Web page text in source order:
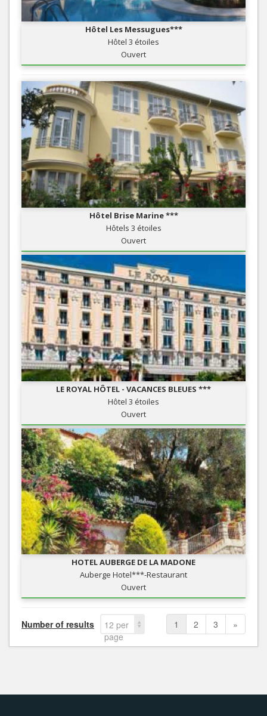
Hôtel Les Messugues***
Hôtel 3 étoiles
Ouvert
Hôtel Brise Marine ***
Hôtels 3 étoiles
Ouvert
LE ROYAL HÔTEL - VACANCES BLEUES ***
Hôtel 3 étoiles
Ouvert
HOTEL AUBERGE DE LA MADONE
Auberge Hotel***-Restaurant
Ouvert
Number of results
12 per
page
1 2 3 »